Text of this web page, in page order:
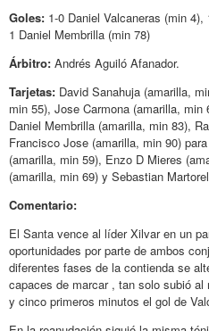
Goles: 1-0 Daniel Valcaneras (min
1 Daniel Membrilla (min 78)
Árbitro: Andrés Aguiló Afanador.
Tarjetas: David Sanahuja (amarilla,
min 55), Jose Carmona (amarilla,
Daniel Membrilla (amarilla, min 83),
Francisco Jose (amarilla, min 90)
(amarilla, min 59), Enzo D Mieres
(amarilla, min 69) y Sebastian
Comentario:
El Santa vence al líder Xilvar en un
oportunidades por parte de ambos
diferentes fases de la contienda se
capaces de marcar , tan solo subió
y cinco primeros minutos el gol de